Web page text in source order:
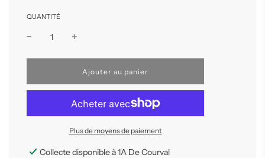
QUANTITÉ
C
a
r
m
n
Ajouter au panier
Plus de moyens de paiement
Collecte disponible à 1A De Courval